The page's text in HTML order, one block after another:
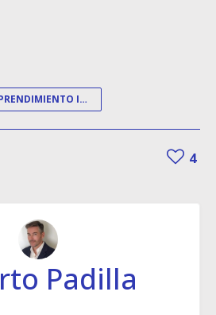
EMPRENDIMIENTO INMOBILIARIO
4
Padilla